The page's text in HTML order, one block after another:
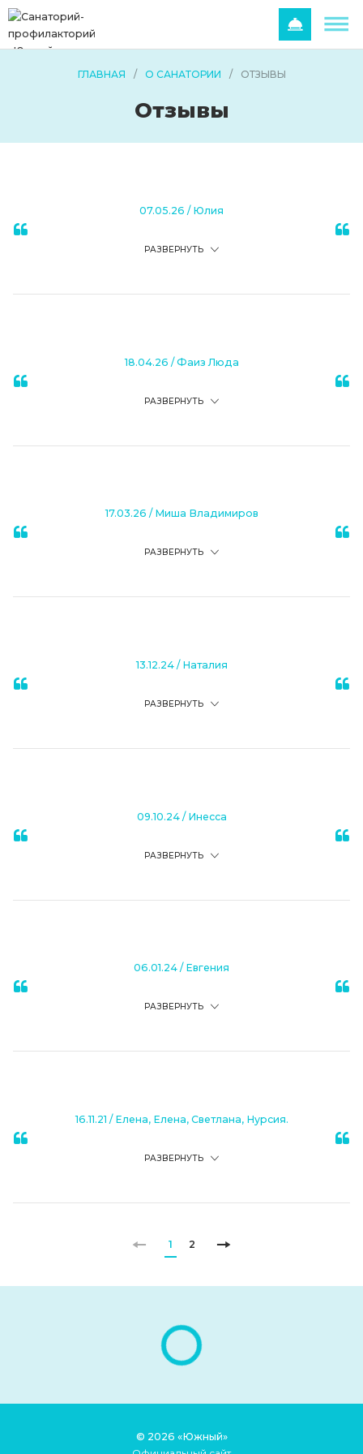
ГЛАВНАЯ / О САНАТОРИИ / ОТЗЫВЫ
Отзывы
07.05.26 / Юлия
РАЗВЕРНУТЬ
18.04.26 / Фаиз Люда
РАЗВЕРНУТЬ
17.03.26 / Миша Владимиров
РАЗВЕРНУТЬ
13.12.24 / Наталия
РАЗВЕРНУТЬ
09.10.24 / Инесса
РАЗВЕРНУТЬ
06.01.24 / Евгения
РАЗВЕРНУТЬ
16.11.21 / Елена, Елена, Светлана, Нурсия.
РАЗВЕРНУТЬ
1 2
© 2026 «Южный»